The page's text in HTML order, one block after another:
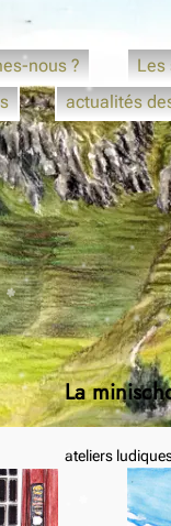
nous ? Les
actualités
La
ateliers